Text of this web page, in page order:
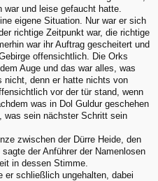
und leise gefaucht hatte.
eigene Situation. Nur war er sich
richtige Zeitpunkt war, die richtige
war ihr Auftrag gescheitert und
offensichtlich. Die Orks
Auge und das war alles, was
nicht, denn er hatte nichts von
vor der tür stand, wenn
was in Dol Guldur geschehen
was sein nächster Schritt sein
zwischen der Dürre Heide, den
der Anführer der Namenlosen
in dessen Stimme.
er schließlich ungehalten, dabei